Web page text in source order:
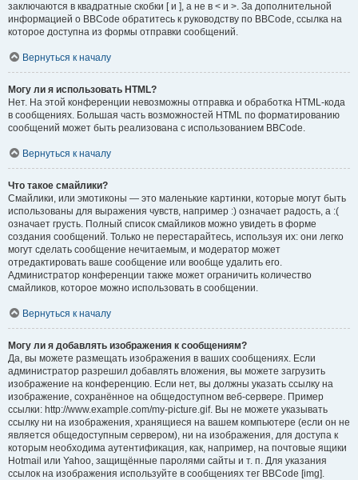
заключаются в квадратные скобки [ и ], а не в < и >. За дополнительной
информацией о BBCode обратитесь к руководству по BBCode, ссылка на
которое доступна из формы отправки сообщений.
Вернуться к началу
Могу ли я использовать HTML?
Нет. На этой конференции невозможны отправка и обработка HTML-кода
в сообщениях. Большая часть возможностей HTML по форматированию
сообщений может быть реализована с использованием BBCode.
Вернуться к началу
Что такое смайлики?
Смайлики, или эмотиконы — это маленькие картинки, которые могут быть
использованы для выражения чувств, например :) означает радость, а :(
означает грусть. Полный список смайликов можно увидеть в форме
создания сообщений. Только не перестарайтесь, используя их: они легко
могут сделать сообщение нечитаемым, и модератор может
отредактировать ваше сообщение или вообще удалить его.
Администратор конференции также может ограничить количество
смайликов, которое можно использовать в сообщении.
Вернуться к началу
Могу ли я добавлять изображения к сообщениям?
Да, вы можете размещать изображения в ваших сообщениях. Если
администратор разрешил добавлять вложения, вы можете загрузить
изображение на конференцию. Если нет, вы должны указать ссылку на
изображение, сохранённое на общедоступном веб-сервере. Пример
ссылки: http://www.example.com/my-picture.gif. Вы не можете указывать
ссылку ни на изображения, хранящиеся на вашем компьютере (если он не
является общедоступным сервером), ни на изображения, для доступа к
которым необходима аутентификация, как, например, на почтовые ящики
Hotmail или Yahoo, защищённые паролями сайты и т. п. Для указания
ссылок на изображения используйте в сообщениях тег BBCode [img].